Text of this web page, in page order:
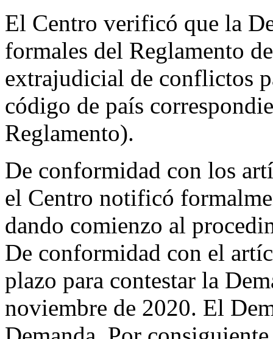
El Centro verificó que la
formales del Reglamento
extrajudicial de conflictos
código de país
Reglamento).
De conformidad con los
el Centro notificó
dando comienzo al
De conformidad con el
plazo para contestar la
noviembre de 2020. El